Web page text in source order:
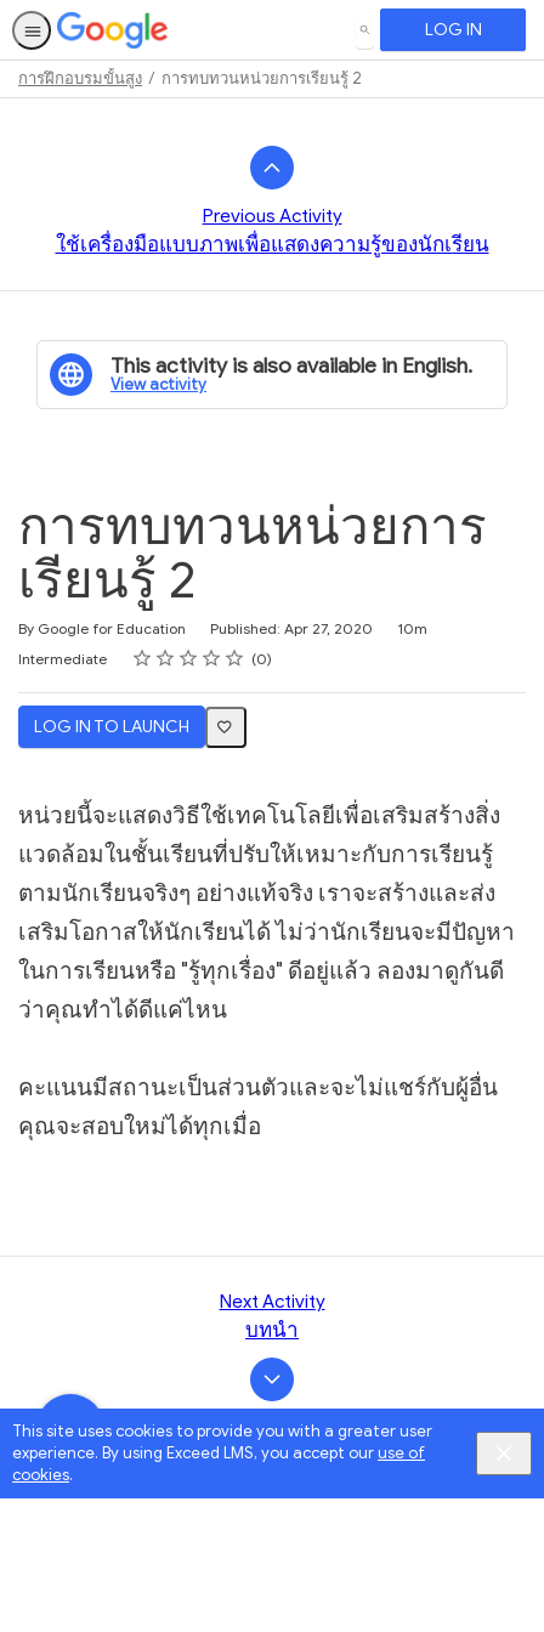
This site uses cookies to provide you with a greater user
experience. By using Exceed LMS, you accept ouruse of
cookies.
SEARCH LOG IN
การฝึกอบรมขั้นสูง การทบทวนหน่วยการเรียนรู้ 2
Previous Activity
ใช้เครื่องมือแบบภาพเพื่อแสดงความรู้ของนักเรียน
This activity is also available in English.
View activity
การทบทวนหน่วยการ
เรียนรู้ 2
By Google for Education Published: Apr 27, 2020
Duration
10m
Difficulty
Intermediate Rating
1 star
2 stars
3 stars
4 stars
5 stars
Average rating: 0 0
No reviews
LOG IN TO LAUNCH
หน่วยนี้จะแสดงวิธีใช้เทคโนโลยีเพื่อเสริมสร้างสิ่ง
แวดล้อมในชั้นเรียนที่ปรับให้เหมาะกับการเรียนรู้
ตามนักเรียนจริงๆ อย่างแท้จริง เราจะสร้างและส่ง
เสริมโอกาสให้นักเรียนได้ ไม่ว่านักเรียนจะมีปัญหา
ในการเรียนหรือ "รู้ทุกเรื่อง" ดีอยู่แล้ว ลองมาดูกันดี
ว่าคุณทำได้ดีแค่ไหน
คะแนนมีสถานะเป็นส่วนตัวและจะไม่แชร์กับผู้อื่น
คุณจะสอบใหม่ได้ทุกเมื่อ
Next Activity
บทนำ